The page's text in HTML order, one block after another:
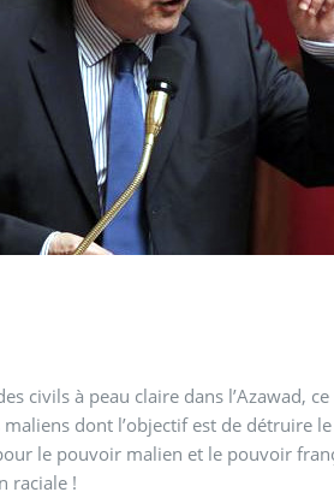
civils à peau claire dans l’Azawad,
dont l’objectif est de détruire
le pouvoir malien et le pouvoir
raciale !